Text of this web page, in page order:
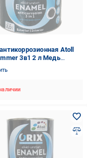
Atoll
3в1 2 л Медь